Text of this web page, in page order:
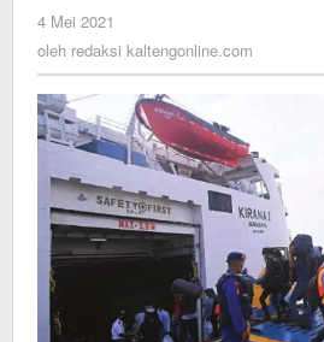
4 Mei 2021
redaksi
kaltengonline.com
oleh redaksi kaltengonline.com